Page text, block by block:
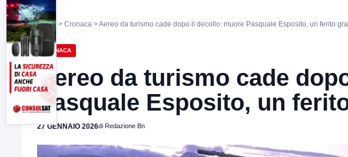
Home > Cronaca > Aereo da turismo cade dopo il decollo: muore Pasquale Esposito, un ferito
CRONACA
Aereo da turismo cade
Pasquale Esposito, un
27 GENNAIO 2026di Redazione Bn